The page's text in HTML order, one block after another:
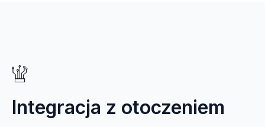
Integracja z otoczeniem